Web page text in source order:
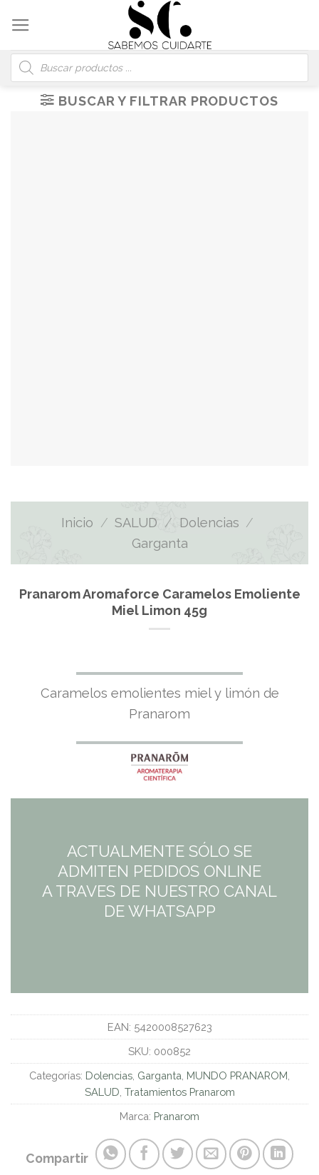
content
Búsqueda
de
productos
BUSCAR Y FILTRAR PRODUCTOS
Inicio / SALUD / Dolencias /
Garganta
Pranarom Aromaforce Caramelos Emoliente
Miel Limon 45g
Caramelos emolientes miel y limón de
Pranarom
ACTUALMENTE SÓLO SE
ADMITEN PEDIDOS ONLINE
A TRAVES DE NUESTRO CANAL
DE WHATSAPP
EAN: 5420008527623
SKU: 000852
Categorías: Dolencias Garganta MUNDO PRANAROM
SALUD Tratamientos Pranarom
Marca: Pranarom
Compartir